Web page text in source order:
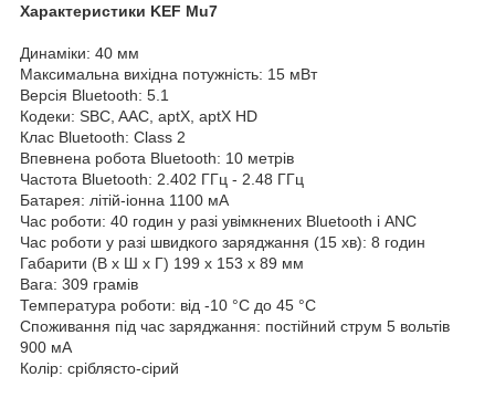
Характеристики KEF Mu7
Динаміки: 40 мм
Максимальна вихідна потужність: 15 мВт
Версія Bluetooth: 5.1
Кодеки: SBC, AAC, aptX, aptX HD
Клас Bluetooth: Class 2
Впевнена робота Bluetooth: 10 метрів
Частота Bluetooth: 2.402 ГГц - 2.48 ГГц
Батарея: літій-іонна 1100 мА
Час роботи: 40 годин у разі увімкнених Bluetooth і ANC
Час роботи у разі швидкого заряджання (15 хв): 8 годин
Габарити (В x Ш x Г) 199 x 153 x 89 мм
Вага: 309 грамів
Температура роботи: від -10 °C до 45 °C
Споживання під час заряджання: постійний струм 5 вольтів
900 мA
Колір: сріблясто-сірий